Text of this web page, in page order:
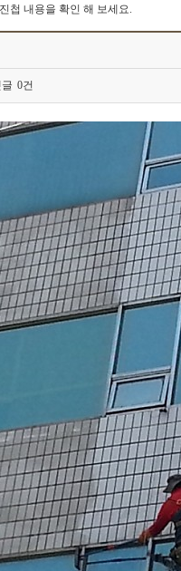
첩 내용을 확인 해 보세요.
0건